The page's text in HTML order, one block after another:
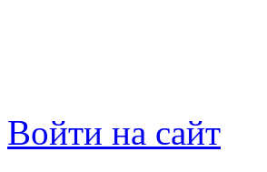
Войти на сайт